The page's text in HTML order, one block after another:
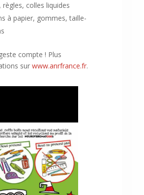
règles, colles liquides
à papier, gommes, taille-
compte ! Plus
sur www.anrfrance.fr.